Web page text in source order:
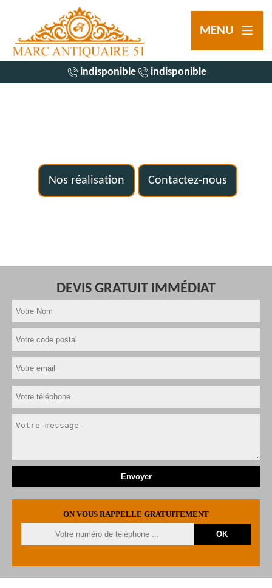
MENU
indisponible indisponible
Nos réalisation Contactez-nous
DEVIS GRATUIT IMMÉDIAT
ON VOUS RAPPELLE GRATUITEMENT